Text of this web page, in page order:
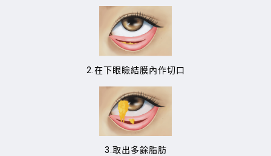
2.在下眼瞼結膜內作切口
3.取出多餘脂肪